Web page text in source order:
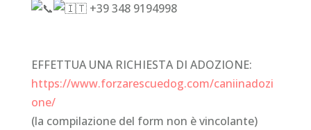
+39 348 9194998
EFFETTUAUNA RICHIESTA DI ADOZIONE:
https://www.forzarescuedog.com/caniinadozi
one/
(la compilazione del form non è vincolante)